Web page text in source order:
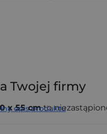
Twojej firmy
x 55 cmto
opis produktu